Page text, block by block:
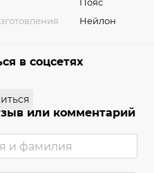
Нейлон
в соцсетях
или комментарий